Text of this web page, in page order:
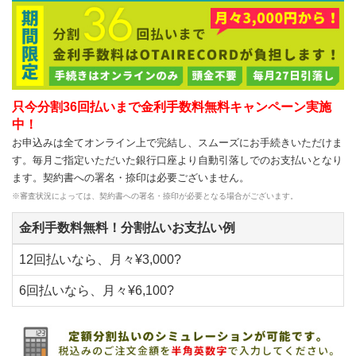
只今分割36回払いまで金利手数料無料キャンペーン実施
中！
お申込みは全てオンライン上で完結し、スムーズにお手続きいただけま
す。毎月ご指定いただいた銀行口座より自動引落しでのお支払いとなり
ます。契約書への署名・捺印は必要ございません。
※審査状況によっては、契約書への署名・捺印が必要となる場合がございます。
金利手数料無料！分割払いお支払い例
12回払いなら、月々¥3,000?
6回払いなら、月々¥6,100?